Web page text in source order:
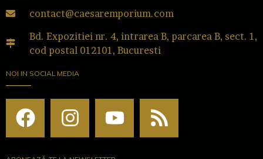
contact@caesaremporium.com
Bd. Expozitiei nr. 4, intrarea B, parcarea B, sect. 1,
cod postal 012101, Bucuresti
NOI IN SOCIAL MEDIA